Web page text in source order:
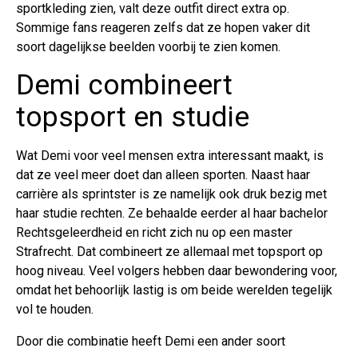
sportkleding zien, valt deze outfit direct extra op.
Sommige fans reageren zelfs dat ze hopen vaker dit
soort dagelijkse beelden voorbij te zien komen.
Demi combineert
topsport en studie
Wat Demi voor veel mensen extra interessant maakt, is
dat ze veel meer doet dan alleen sporten. Naast haar
carrière als sprintster is ze namelijk ook druk bezig met
haar studie rechten. Ze behaalde eerder al haar bachelor
Rechtsgeleerdheid en richt zich nu op een master
Strafrecht. Dat combineert ze allemaal met topsport op
hoog niveau. Veel volgers hebben daar bewondering voor,
omdat het behoorlijk lastig is om beide werelden tegelijk
vol te houden.
Door die combinatie heeft Demi een ander soort